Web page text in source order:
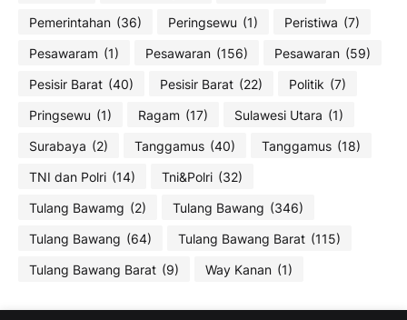
Pemerintahan (36) Peringsewu (1) Peristiwa (7)
Pesawaram (1) Pesawaran (156) Pesawaran (59)
Pesisir Barat (40) Pesisir Barat (22) Politik (7)
Pringsewu (1) Ragam (17) Sulawesi Utara (1)
Surabaya (2) Tanggamus (40) Tanggamus (18)
TNI dan Polri (14) Tni&Polri (32)
Tulang Bawamg (2) Tulang Bawang (346)
Tulang Bawang (64) Tulang Bawang Barat (115)
Tulang Bawang Barat (9) Way Kanan (1)